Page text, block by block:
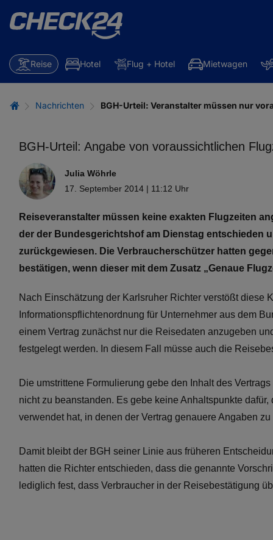
Reise Hotel Flug + Hotel Mietwagen
Nachrichten BGH-Urteil: Veranstalter müssen nur
BGH-Urteil: Angabe von voraussichtlichen
Julia Wöhrle
17. September 2014 | 11:12 Uhr
Reiseveranstalter müssen keine exakten Flugzeiten
der der Bundesgerichtshof am Dienstag entschieden
zurückgewiesen. Die Verbraucherschützer hatten
bestätigen, wenn dieser mit dem Zusatz „Genaue
Nach Einschätzung der Karlsruher Richter verstößt
Informationspflichtenordnung für Unternehmer aus dem
einem Vertrag zunächst nur die Reisedaten anzugeben
festgelegt werden. In diesem Fall müsse auch die
Die umstrittene Formulierung gebe den Inhalt des
nicht zu beanstanden. Es gebe keine Anhaltspunkte
verwendet hat, in denen der Vertrag genauere Angaben
Damit bleibt der BGH seiner Linie aus früheren
hatten die Richter entschieden, dass die genannte
lediglich fest, dass Verbraucher in der Reisebestätigung